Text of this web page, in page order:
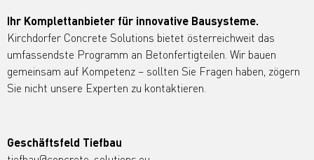
Ihr Komplettanbieter für innovative Bausysteme.
Kirchdorfer Concrete Solutions bietet österreichweit das
umfassendste Programm an Betonfertigteilen. Wir bauen
gemeinsam auf Kompetenz – sollten Sie Fragen haben, zögern
Sie nicht unsere Experten zu kontaktieren.
Geschäftsfeld Tiefbau